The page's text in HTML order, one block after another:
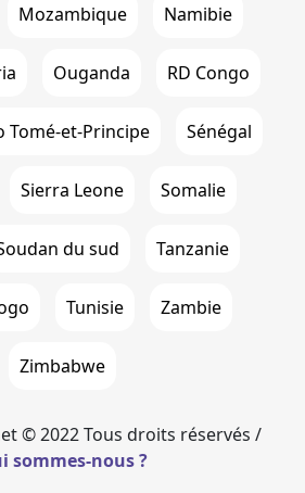
Mozambique Namibie
Ouganda RD Congo
Tomé-et-Principe Sénégal
Sierra Leone Somalie
du sud Tanzanie
Tunisie Zambie
Zimbabwe
© 2022 Tous droits réservés /
sommes-nous ?